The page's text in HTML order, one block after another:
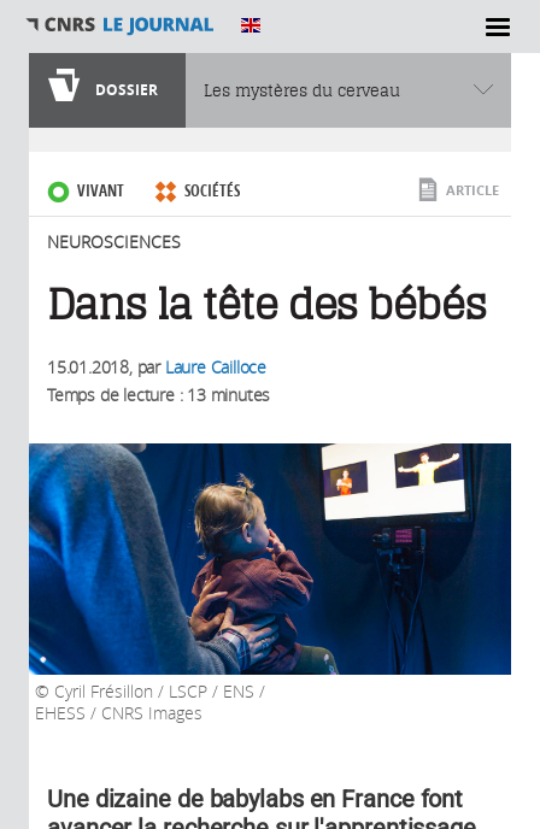
SECTIONS
DOSSIER Les mystères du cerveau
VIVANT SOCIÉTÉS
NEUROSCIENCES
ARTICLE
Dans la tête des bébés
15.01.2018, par Laure Cailloce
Temps de lecture : 13 minutes
Cyril Frésillon / LSCP / ENS /
EHESS / CNRS Images
Une dizaine de babylabs en France font